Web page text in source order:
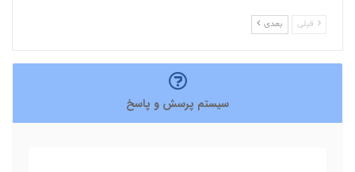
قبلی بعدی
سیستم پرسش و پاسخ